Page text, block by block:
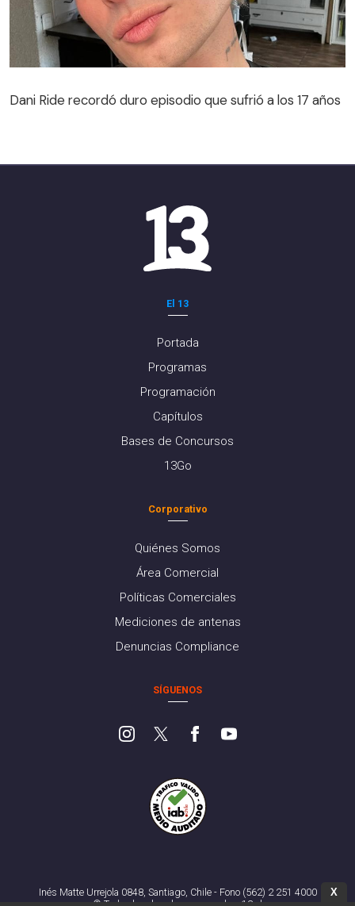
Dani Ride recordó duro episodio que sufrió a los 17 años
El 13
Portada
Programas
Programación
Capítulos
Bases de Concursos
13Go
Corporativo
Quiénes Somos
Área Comercial
Políticas Comerciales
Mediciones de antenas
Denuncias Compliance
SÍGUENOS
Inés Matte Urrejola 0848, Santiago, Chile - Fono (562) 2 251 4000
X